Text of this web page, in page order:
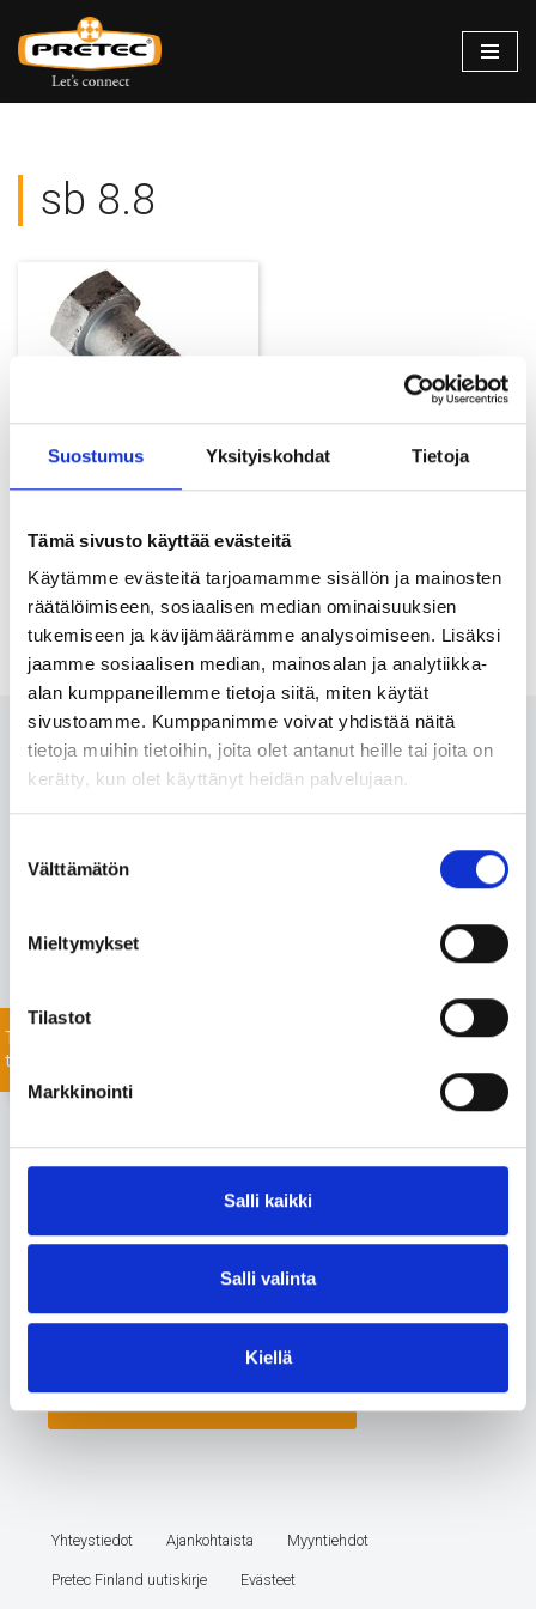
Suostumus Yksityiskohdat Tietoja
Tämä sivusto käyttää evästeitä
Käytämme evästeitä tarjoamamme sisällön ja mainosten
räätälöimiseen, sosiaalisen median ominaisuuksien
tukemiseen ja kävijämäärämme analysoimiseen. Lisäksi
jaamme sosiaalisen median, mainosalan ja analytiikka-
alan kumppaneillemme tietoja siitä, miten käytät
sivustoamme. Kumppanimme voivat yhdistää näitä
tietoja muihin tietoihin, joita olet antanut heille tai joita on
kerätty, kun olet käyttänyt heidän palvelujaan.
valinta
Välttämätön
Mieltymykset
Tilastot
Markkinointi
Salli kaikki
Salli valinta
Kiellä
Siirry
suoraan
sb 8.8
Teräsrakenneruuvi-SB 8.8
Ota meihin yhteyttä 24/7
projektiisi sopivat tuotteet nopealla toimitusajalla. Myös
listaamattomien tuotteiden toimitus onnistuu mittavan
Jätä yhteydenottopyyntö helposti tässä, niin
Tiedustele
tuotteista
Yhteystiedot Ajankohtaista Myyntiehdot
Pretec Finland uutiskirje Evästeet